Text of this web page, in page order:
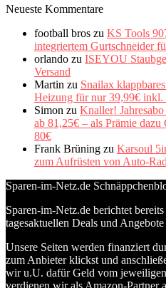
Neueste Kommentare
football bros zu KS Tools
integriertem Gurtschneider
orlando zu ISEYOU
Versand
Martin zu Snailax
Heizung für nur 39,99€ inkl.
Simon zu Knaller!
ab 81,25€ – als Prämie
80€
Frank Brüning zu Karsoul
zum Aufrüsten von Auto-
Sparen-im-Netz.de
Sparen-im-Netz.de berichtet
tagesaktuellen Deals und
Unsere Seiten werden finanziert
zum Anbieter klickst und
wir u.U. dafür Geld vom
verdienen wir als Amazon-Partner